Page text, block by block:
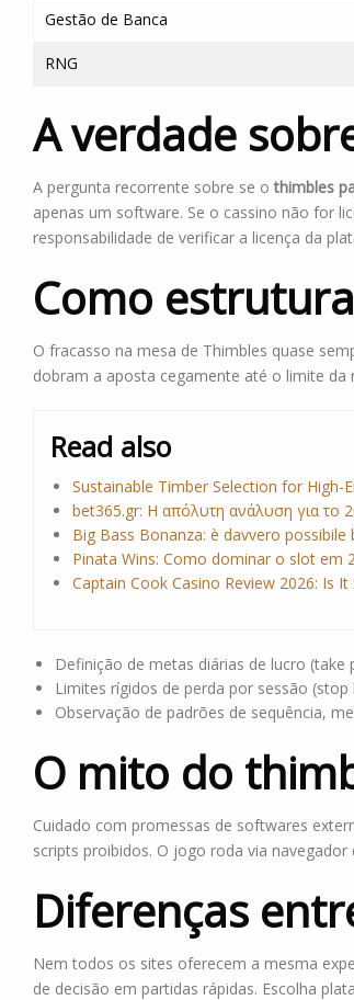
Gestão de Banca
RNG
A verdade
A pergunta recorrente sobre se othimbles
apenas um software. Se o cassino não for
responsabilidade de verificar a licença da
Como
O fracasso na mesa de Thimbles quase
dobram a aposta cegamente até o limite
Read also
Sustainable Timber Selection for High-
bet365.gr: Η απόλυτη ανάλυση για το
Big Bass Bonanza: è davvero
Pinata Wins: Como dominar o slot em
Captain Cook Casino Review 2026: Is
Definição de metas diárias de lucro (take
Limites rígidos de perda por sessão (stop
Observação de padrões de sequência,
O mito do
Cuidado com promessas de softwares
scripts proibidos. O jogo roda via
Diferenças
Nem todos os sites oferecem a mesma
de decisão em partidas rápidas. Escolha